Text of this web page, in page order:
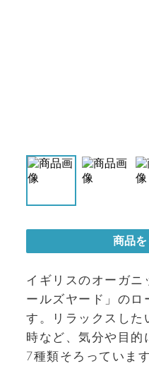
イギリスのオーガニ
ールズヤード」のロ
す。リラックスした
時など、気分や目的
7種類そろっています